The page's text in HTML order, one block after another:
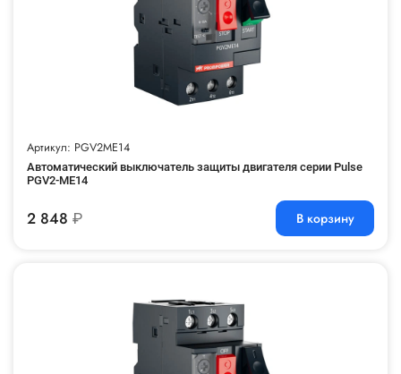
Артикул: PGV2ME14
Автоматический выключатель защиты двигателя серии Pulse
PGV2-ME14
2 848 ₽ В корзину